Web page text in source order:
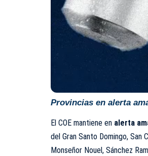
Provincias en alerta
El COE mantiene en alerta
del Gran Santo Domingo, San
Monseñor Nouel, Sánchez